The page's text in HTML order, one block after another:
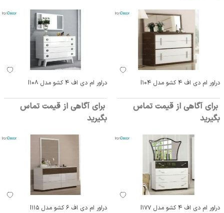
دراور ام دی اف 4 کشو مدل I104
برای آگاهی از قیمت تماس
بگیرید
دراور ام دی اف 4 کشو مدل I108
برای آگاهی از قیمت تماس
بگیرید
دراور ام دی اف 4 کشو مدل I177 دراور ام دی اف 6 کشو مدل I115